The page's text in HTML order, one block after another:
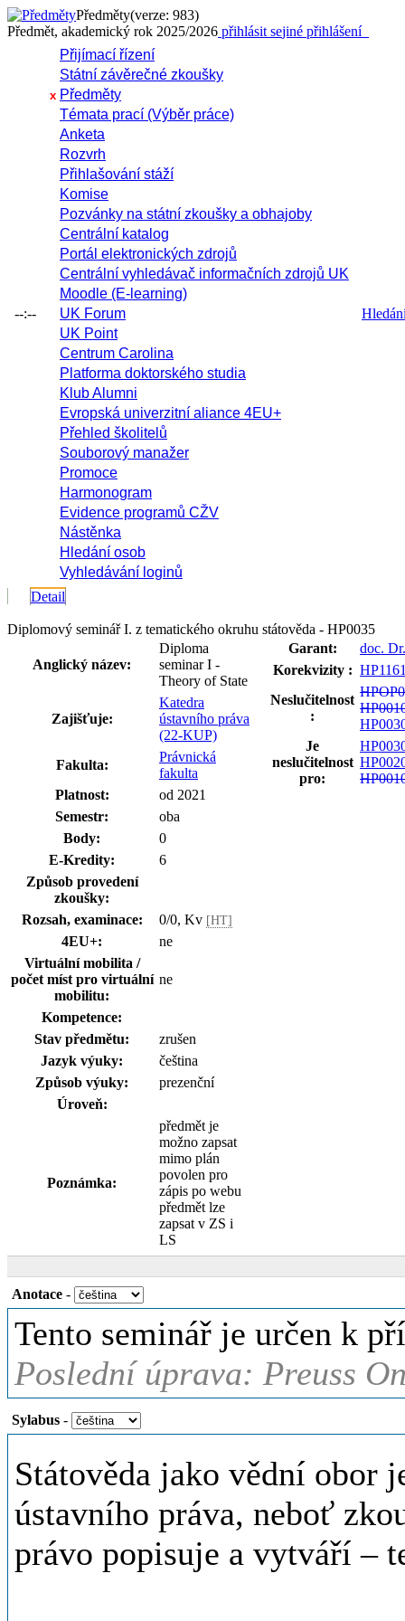
Předměty(verze: 983)
Předmět, akademický rok 2025/2026 přihlásit sejiné přihlášení
--:--
Přijímací řízení
Státní závěrečné zkoušky
x Předměty
Témata prací (Výběr práce)
Anketa
Rozvrh
Přihlašování stáží
Komise
Pozvánky na státní zkoušky a obhajoby
Centrální katalog
Portál elektronických zdrojů
Centrální vyhledávač informačních zdrojů UK
Moodle (E-learning)
UK Forum
UK Point
Centrum Carolina
Platforma doktorského studia
Klub Alumni
Evropská univerzitní aliance 4EU+
Přehled školitelů
Souborový manažer
Promoce
Harmonogram
Evidence programů CŽV
Nástěnka
Hledání osob
Vyhledávání loginů
Detail
Diplomový seminář I. z tematického okruhu státověda - HP0035
Anglický název:
Diploma
seminar I -
Theory of State
Zajišťuje:
Katedra
ústavního práva
(22-KUP)
Fakulta:
Právnická
fakulta
Platnost:
od 2021
Semestr:
oba
Body:
0
E-Kredity:
6
Způsob provedení
zkoušky:
Rozsah, examinace:
0/0, Kv [HT]
4EU+:
ne
Virtuální mobilita /
počet míst pro virtuální
mobilitu:
ne
Kompetence:
Stav předmětu:
zrušen
Jazyk výuky:
čeština
Způsob výuky:
prezenční
Úroveň:
Poznámka:
předmět je
možno zapsat
mimo plán
povolen pro
zápis po webu
předmět lze
zapsat v ZS i
LS
Garant:
doc.
Korekvizity :
Neslučitelnost
:
Je
neslučitelnost
pro:
Anotace -
Tento seminář je určen k
Poslední úprava: Preuss
Sylabus -
Státověda jako vědní obor
ústavního práva, neboť
právo popisuje a vytváří –